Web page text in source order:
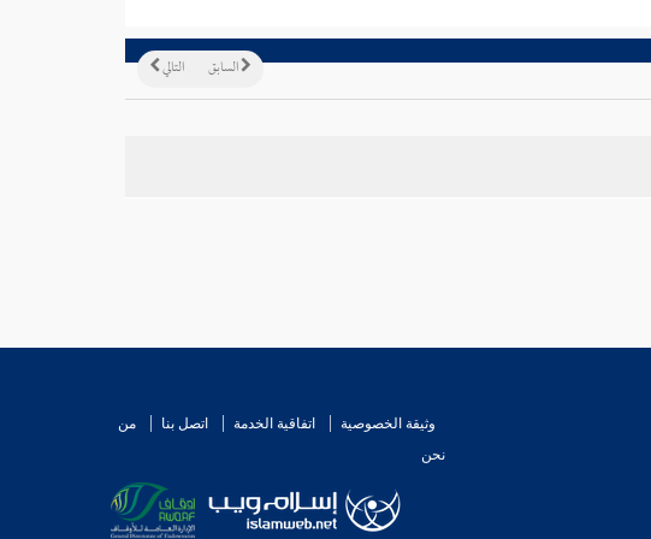
التالي السابق
وثيقة الخصوصية اتفاقية الخدمة اتصل بنا
من
نحن